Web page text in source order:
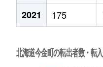
2021
175